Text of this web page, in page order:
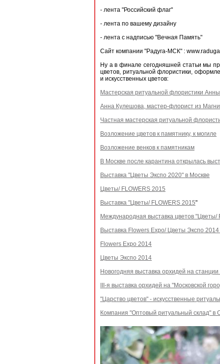
- лента "Российский флаг"
- лента по вашему дизайну
- лента с надписью "Вечная Память"
Сайт компании "Радуга-МСК" :
Ну а в финале сегодняшней статьи мы
цветов, ритуальной флористики,
и искусственных цветов:
Мастерская ритуальной флористики
Анна Кулешова, мастер-флорист из
Частная мастерская ритуальной
Возложение цветов к памятнику, к могиле
Возложение венков к памятникам
В Москве после карантина открылась
Выставка "Цветы Экспо 2020" в Москве
Цветы/ FLOWERS 2015
Выставка "Цветы/ FLOWERS 2015"
Международная выставка цветов "Цветы/
Выставка Flowers Expo/ Цветы Экспо 2014
Flowers Expo 2014
Цветы Экспо 2014
Новогодняя выставка орхидей на
III-я выставка орхидей на "Московской
"Царство цветов" - искусственные
Компания "Оптовый ритуальный склад" в